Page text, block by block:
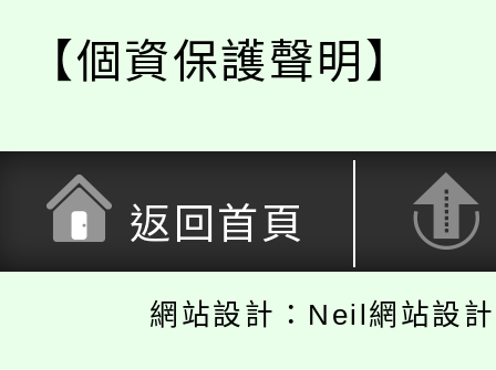
【個資保護聲明】
返回首頁
網站設計：Neil網站設